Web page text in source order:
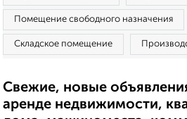
Помещение свободного назначения
Складское помещение
Свежие, новые
аренде недвижимости,